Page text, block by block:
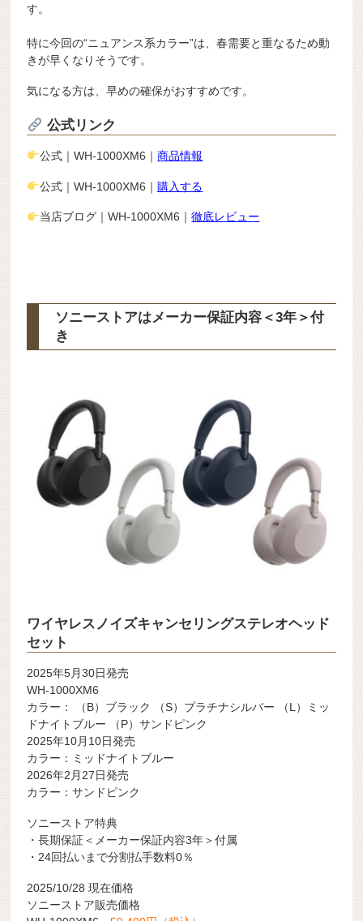
す。
特に今回の“ニュアンス系カラー”は、春需要と重なるため動
きが早くなりそうです。
気になる方は、早めの確保がおすすめです。
公式リンク
公式｜WH-1000XM6｜商品情報
公式｜WH-1000XM6｜ 購入する
当店ブログ｜WH-1000XM6｜徹底レビュー
ソニーストアはメーカー保証内容 ＜3年＞付
き
ワイヤレスノイズキャンセリングステレオヘッド
セット
2025年5月30日発売
WH-1000XM6
カラー： （B）ブラック （S）プラチナシルバー （L）ミッ
ドナイトブルー （P）サンドピンク
2025年10月10日発売
カラー：ミッドナイトブルー
2026年2月27日発売
カラー：サンドピンク
ソニーストア特典
・長期保証＜メーカー保証内容3年＞付属
・24回払いまで分割払手数料0％
2025/10/28 現在価格
ソニーストア販売価格